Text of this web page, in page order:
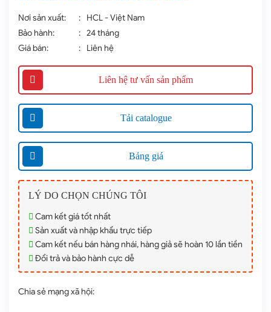
Nơi sản xuất: :
HCL - Việt Nam
Bảo hành:
: 24 tháng
Giá bán:
: Liên hệ
Liên hệ tư vấn sản phẩm
Tải catalogue
Bảng giá
LÝ DO CHỌN CHÚNG TÔI
Cam kết giá tốt nhất
Sản xuất và nhập khẩu trực tiếp
Cam kết nếu bán hàng nhái, hàng giả sẽ hoàn 10 lần tiền
Đổi trả và bảo hành cực dễ
Chia sẻ mạng xã hội: